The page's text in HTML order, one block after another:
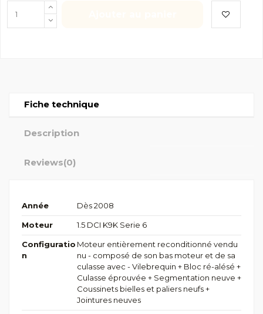
Fiche technique
Description
Reviews(0)
Année Dès 2008
Moteur 1.5 DCI K9K Serie 6
Configuratio
n
Moteur entièrement reconditionné vendu
nu - composé de son bas moteur et de sa
culasse avec - Vilebrequin + Bloc ré-alésé +
Culasse éprouvée + Segmentation neuve +
Coussinets bielles et paliers neufs +
Jointures neuves